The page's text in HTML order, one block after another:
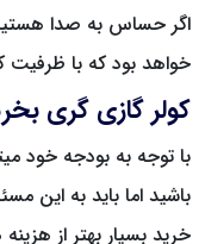
اگر حساس به صدا
خواهد بود که با ظرفیت
کولر گازی گری
با توجه به بودجه خود
باشید اما باید به این
خرید بسیار بهتر از